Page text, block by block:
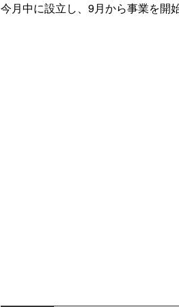
今月中に設立し、9月から事業を開